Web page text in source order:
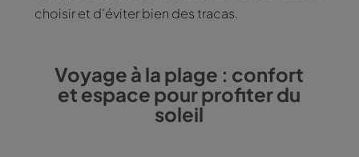
choisir et d’éviter bien des tracas.
Voyage à la plage : confort
et espace pour profiter du
soleil